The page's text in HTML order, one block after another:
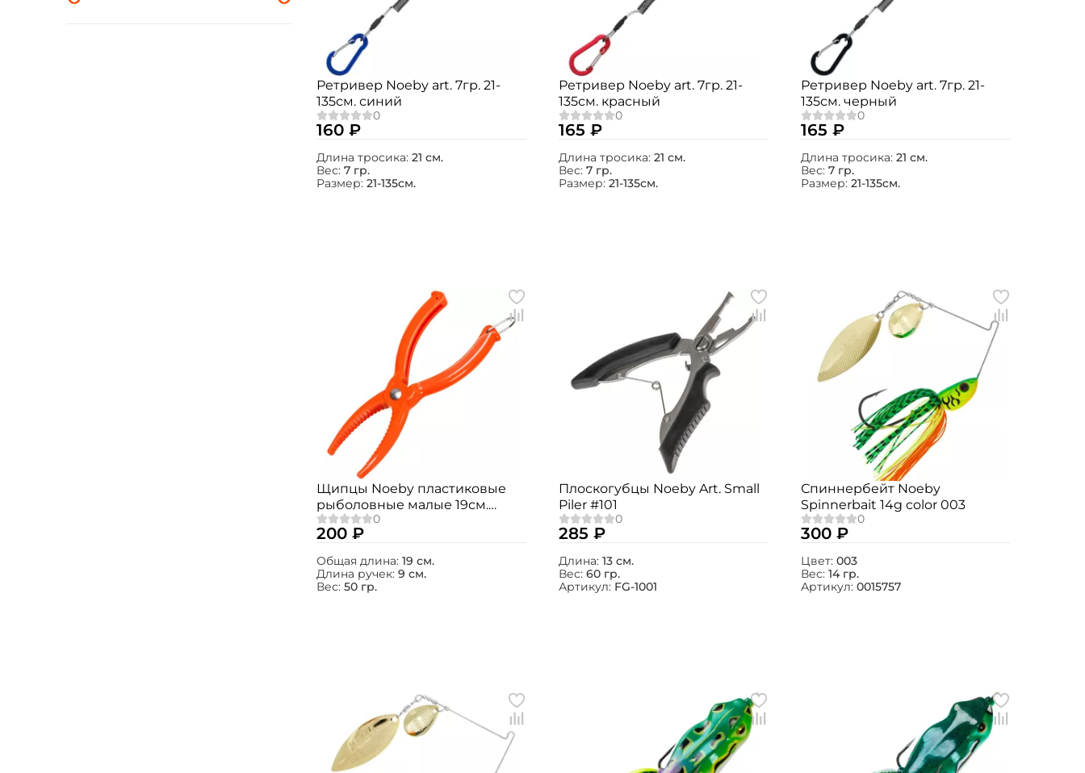
Ретривер Noeby art. 7гр. 21-
135см. синий
160 ₽
Длина тросика: 21 см.
Вес: 7 гр.
Размер: 21-135см.
Ретривер Noeby art. 7гр. 21-
135см. красный
165 ₽
Длина тросика: 21 см.
Вес: 7 гр.
Размер: 21-135см.
Ретривер Noeby art. 7гр. 21-
135см. черный
165 ₽
Длина тросика: 21 см.
Вес: 7 гр.
Размер: 21-135см.
Щипцы Noeby пластиковые
рыболовные малые 19см.
(цвет: случайный)
200 ₽
Общая длина: 19 см.
Длина ручек: 9 см.
Вес: 50 гр.
Плоскогубцы Noeby Art. Small
Piler #101
285 ₽
Длина: 13 см.
Вес: 60 гр.
Артикул: FG-1001
Спиннербейт Noeby
Spinnerbait 14g color 003
300 ₽
Цвет: 003
Вес: 14 гр.
Артикул: 0015757